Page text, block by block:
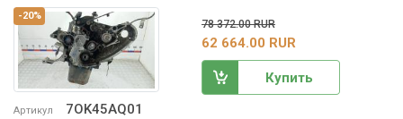
-20%
Артикул 7OK45AQ01
78 372.00 RUR
62 664.00 RUR
Купить